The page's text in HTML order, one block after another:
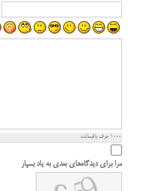
1000 حرف باقیمانده
مرا برای دیدگاه‌های بعدی به یاد بسپار